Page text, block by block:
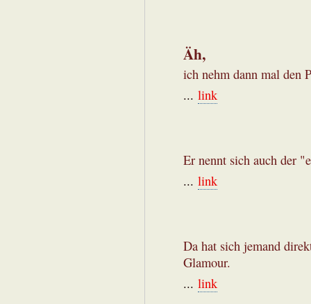
Äh,
ich nehm dann mal den
... link
Er nennt sich auch der
... link
Da hat sich jemand
Glamour.
... link